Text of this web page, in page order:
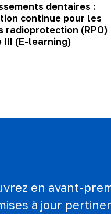
dentaires :
continue pour les
radioprotection (RPO)
III (E-learning)
en avant-
à jour